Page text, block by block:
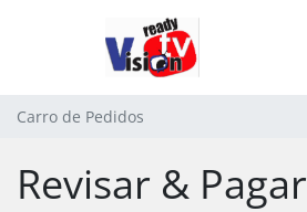
Carro de Pedidos
Revisar & Pagar